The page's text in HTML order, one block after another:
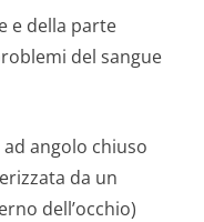
e della parte
del sangue
angolo chiuso
da un
dell’occhio)